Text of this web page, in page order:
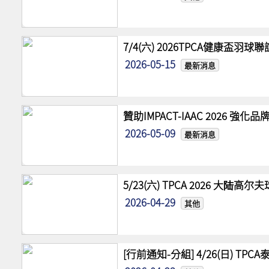
7/4(六) 2026TPCA健康盃羽球
2026-05-15
最新消息
贊助IMPACT-IAAC 2026 強化品
2026-05-09
最新消息
5/23(六) TPCA 2026 大陆高尔
2026-04-29
其他
[行前通知-分組] 4/26(日) TPCA